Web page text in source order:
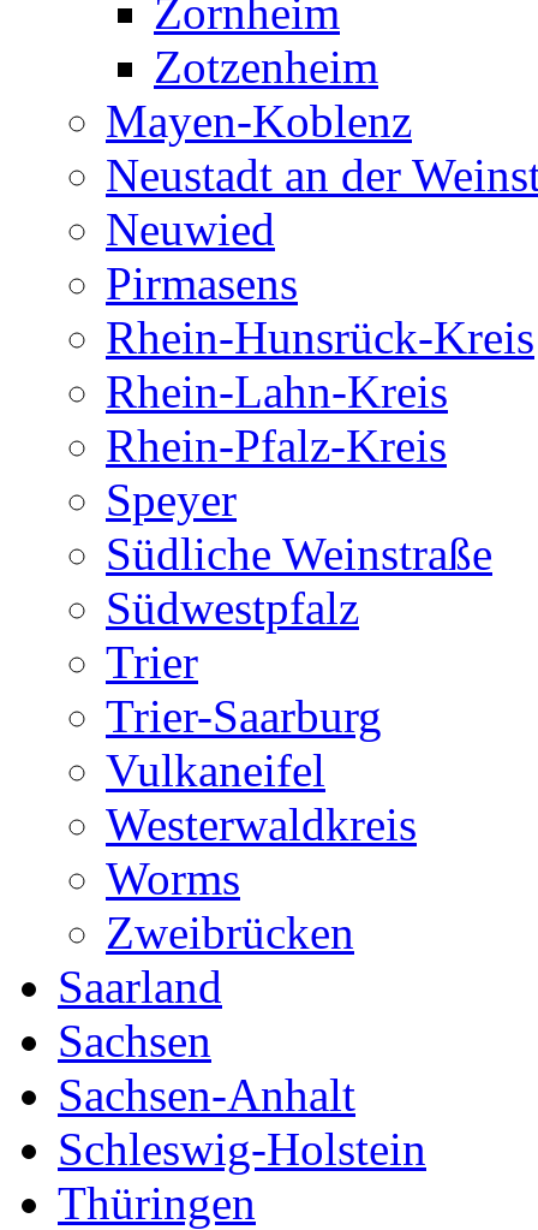
Zornheim
Zotzenheim
Mayen-Koblenz
Neustadt an der
Neuwied
Pirmasens
Rhein-Hunsrück-Kreis
Rhein-Lahn-Kreis
Rhein-Pfalz-Kreis
Speyer
Südliche Weinstraße
Südwestpfalz
Trier
Trier-Saarburg
Vulkaneifel
Westerwaldkreis
Worms
Zweibrücken
Saarland
Sachsen
Sachsen-Anhalt
Schleswig-Holstein
Thüringen